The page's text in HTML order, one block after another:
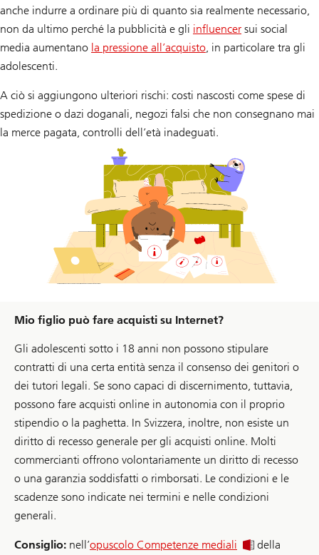
anche indurre a ordinare più di quanto sia realmente necessario,
non da ultimo perché la pubblicità e gli influencer sui social
media aumentano la pressione all’acquisto, in particolare tra gli
adolescenti.
A ciò si aggiungono ulteriori rischi: costi nascosti come spese di
spedizione o dazi doganali, negozi falsi che non consegnano mai
la merce pagata, controlli dell’età inadeguati.
Mio figlio può fare acquisti su Internet?
Gli adolescenti sotto i 18 anni non possono stipulare
contratti di una certa entità senza il consenso dei genitori o
dei tutori legali. Se sono capaci di discernimento, tuttavia,
possono fare acquisti online in autonomia con il proprio
stipendio o la paghetta. In Svizzera, inoltre, non esiste un
diritto di recesso generale per gli acquisti online. Molti
commercianti offrono volontariamente un diritto di recesso
o una garanzia soddisfatti o rimborsati. Le condizioni e le
scadenze sono indicate nei termini e nelle condizioni
generali.
Consiglio: nell’opuscolo Competenze mediali
della